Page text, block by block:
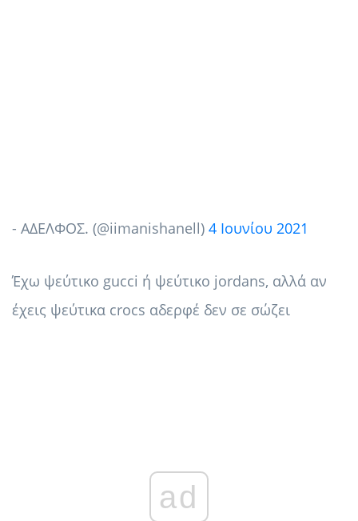
- ΑΔΕΛΦΟΣ. (@iimanishanell) 4 Ιουνίου 2021
Έχω ψεύτικο gucci ή ψεύτικο jordans, αλλά αν
έχεις ψεύτικα crocs αδερφέ δεν σε σώζει
ad